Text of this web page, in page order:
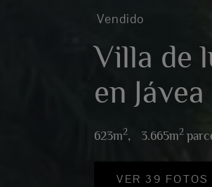
Vendido
Villa de
en Jávea
623m2, 3.665m2
VER 39 FOTOS